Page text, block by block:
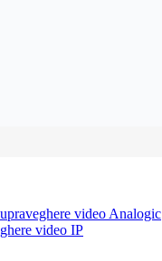
video Analogic
video IP